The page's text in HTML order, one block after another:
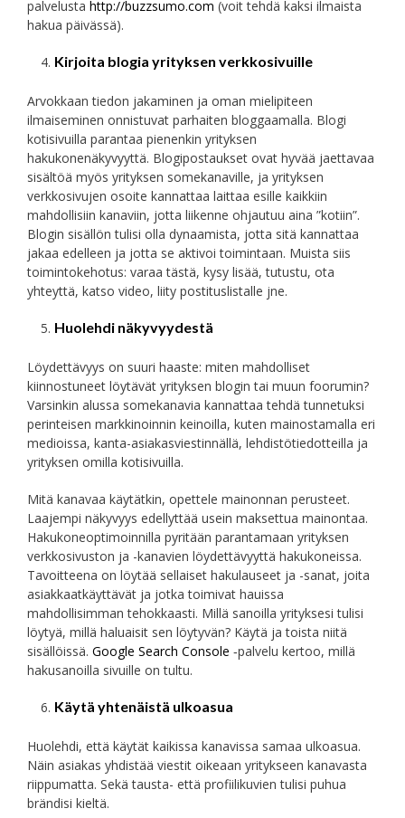
palvelusta http://buzzsumo.com (voit tehdä kaksi ilmaista
hakua päivässä).
Kirjoita blogia yrityksen verkkosivuille
Arvokkaan tiedon jakaminen ja oman mielipiteen
ilmaiseminen onnistuvat parhaiten bloggaamalla. Blogi
kotisivuilla parantaa pienenkin yrityksen
hakukonenäkyvyyttä. Blogipostaukset ovat hyvää jaettavaa
sisältöä myös yrityksen somekanaville, ja yrityksen
verkkosivujen osoite kannattaa laittaa esille kaikkiin
mahdollisiin kanaviin, jotta liikenne ohjautuu aina ”kotiin”.
Blogin sisällön tulisi olla dynaamista, jotta sitä kannattaa
jakaa edelleen ja jotta se aktivoi toimintaan. Muista siis
toimintokehotus: varaa tästä, kysy lisää, tutustu, ota
yhteyttä, katso video, liity postituslistalle jne.
Huolehdi näkyvyydestä
Löydettävyys on suuri haaste: miten mahdolliset
kiinnostuneet löytävät yrityksen blogin tai muun foorumin?
Varsinkin alussa somekanavia kannattaa tehdä tunnetuksi
perinteisen markkinoinnin keinoilla, kuten mainostamalla eri
medioissa, kanta-asiakasviestinnällä, lehdistötiedotteilla ja
yrityksen omilla kotisivuilla.
Mitä kanavaa käytätkin, opettele mainonnan perusteet.
Laajempi näkyvyys edellyttää usein maksettua mainontaa.
Hakukoneoptimoinnilla pyritään parantamaan yrityksen
verkkosivuston ja -kanavien löydettävyyttä hakukoneissa.
Tavoitteena on löytää sellaiset hakulauseet ja -sanat, joita
asiakkaatkäyttävät ja jotka toimivat hauissa
mahdollisimman tehokkaasti. Millä sanoilla yrityksesi tulisi
löytyä, millä haluaisit sen löytyvän? Käytä ja toista niitä
sisällöissä. Google Search Console ‑palvelu kertoo, millä
hakusanoilla sivuille on tultu.
Käytä yhtenäistä ulkoasua
Huolehdi, että käytät kaikissa kanavissa samaa ulkoasua.
Näin asiakas yhdistää viestit oikeaan yritykseen kanavasta
riippumatta. Sekä tausta- että profiilikuvien tulisi puhua
brändisi kieltä.